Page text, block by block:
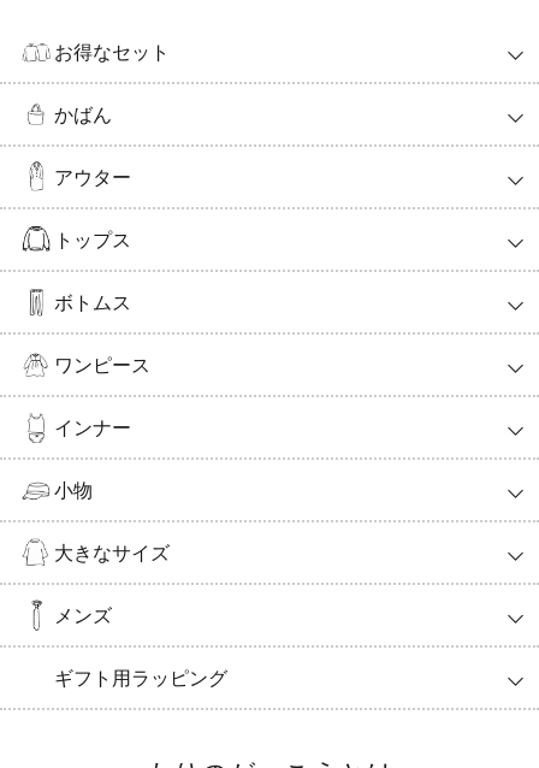
お得なセット
かばん
アウター
トップス
ボトムス
ワンピース
インナー
小物
大きなサイズ
メンズ
ギフト用ラッピング